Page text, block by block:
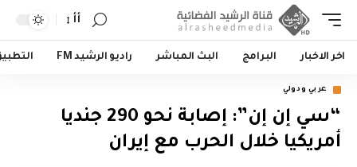
أأ
اخر الاخبار البرامج البث المباشر راديو الرشيد FM
عربي ودولي
“سي إن إن”: إصابة نحو 290 جنديا
أمريكيا خلال الحرب مع إيران